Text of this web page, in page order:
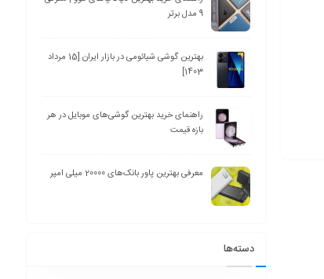
9 مدل برتر
بهترین گوشی شیائومی در بازار ایران [15 مرداد
1403]
راهنمای خرید بهترین گوشی‌های موبایل در هر
بازه قیمت
معرفی بهترین پاور بانک‌های 20000 میلی امپر
دسته‌ها